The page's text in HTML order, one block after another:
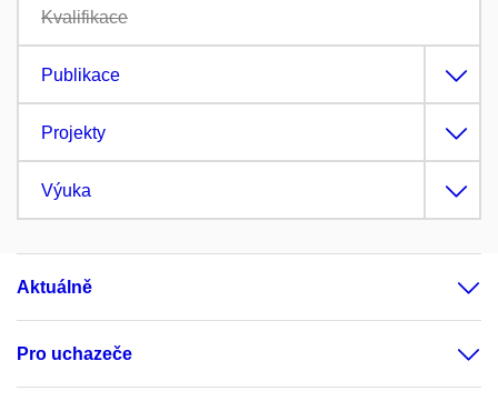
Kvalifikace
Publikace
Projekty
Výuka
Aktuálně
Pro uchazeče